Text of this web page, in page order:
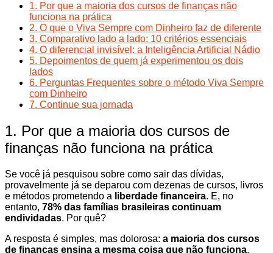
1. Por que a maioria dos cursos de finanças não
funciona na prática
2. O que o Viva Sempre com Dinheiro faz de diferente
3. Comparativo lado a lado: 10 critérios essenciais
4. O diferencial invisível: a Inteligência Artificial Nádio
5. Depoimentos de quem já experimentou os dois
lados
6. Perguntas Frequentes sobre o método Viva Sempre
com Dinheiro
7. Continue sua jornada
1. Por que a maioria dos cursos de
finanças não funciona na prática
Se você já pesquisou sobre como sair das dívidas,
provavelmente já se deparou com dezenas de cursos, livros
e métodos prometendo a liberdade financeira. E, no
entanto, 78% das famílias brasileiras continuam
endividadas. Por quê?
A resposta é simples, mas dolorosa: a maioria dos cursos
de finanças ensina a mesma coisa que não funciona.